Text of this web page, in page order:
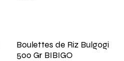
Boulettes de Riz Bulgogi
500 Gr BIBIGO